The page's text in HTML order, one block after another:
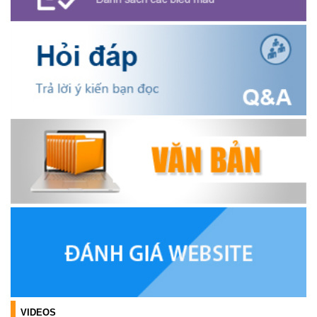
BÁ SẢN PHẨM OCOP TẠI TUẦN LỄ NÔNG SẢN VÀ SẢN PHẨM
OCOP TỈNH KHÁNH HÒA NĂM 2026
Đoàn viên thanh niên và các tầng lớp Nhân dân xã Cư M'gar tích
2026.
(17/07/2026)
HƯỞNG ỨNG CUỘC THI TRỰC TUYẾN CỦA HỘI NÔNG DÂN XÃ
CƯ M’GAR – LAN TỎA TRI THỨC, VỮNG BƯỚC CÙNG NÔNG
TRIỂN KHAI, GIAO NHIỆM VỤ TÌM KIẾM, QUY TẬP VÀ XÁC ĐỊNH
VIDEOS